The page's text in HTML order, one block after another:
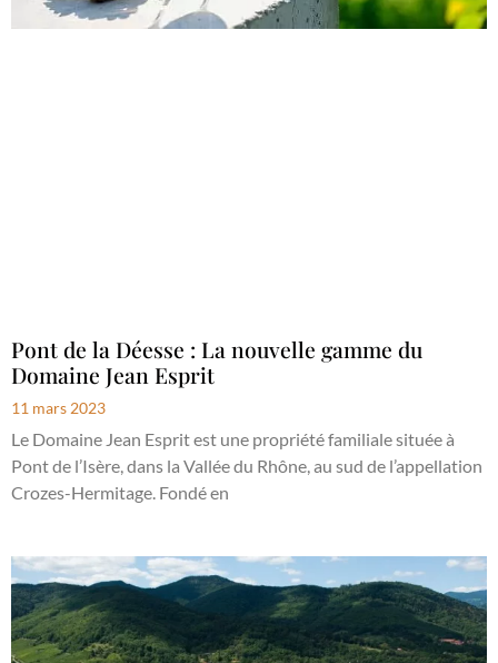
Pont de la Déesse : La nouvelle gamme du
Domaine Jean Esprit
11 mars 2023
Le Domaine Jean Esprit est une propriété familiale située à
Pont de l’Isère, dans la Vallée du Rhône, au sud de l’appellation
Crozes-Hermitage. Fondé en